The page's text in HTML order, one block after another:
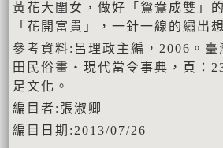
黃花大閨女，做好「鴛鴦成雙」
「花開富貴」，一針一線的繡出
參考資料:呂理政主編，2006。臺
田民俗畫‧現代當令事典，頁：
足文化。
編目者:張淑卿
編目日期:2013/07/26